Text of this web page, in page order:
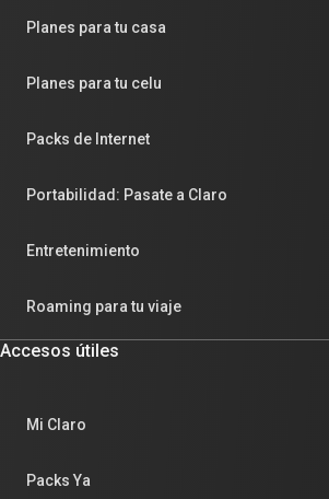
Planes para tu casa
Planes para tu celu
Packs de Internet
Portabilidad: Pasate a Claro
Entretenimiento
Roaming para tu viaje
Accesos útiles
Mi Claro
Packs Ya